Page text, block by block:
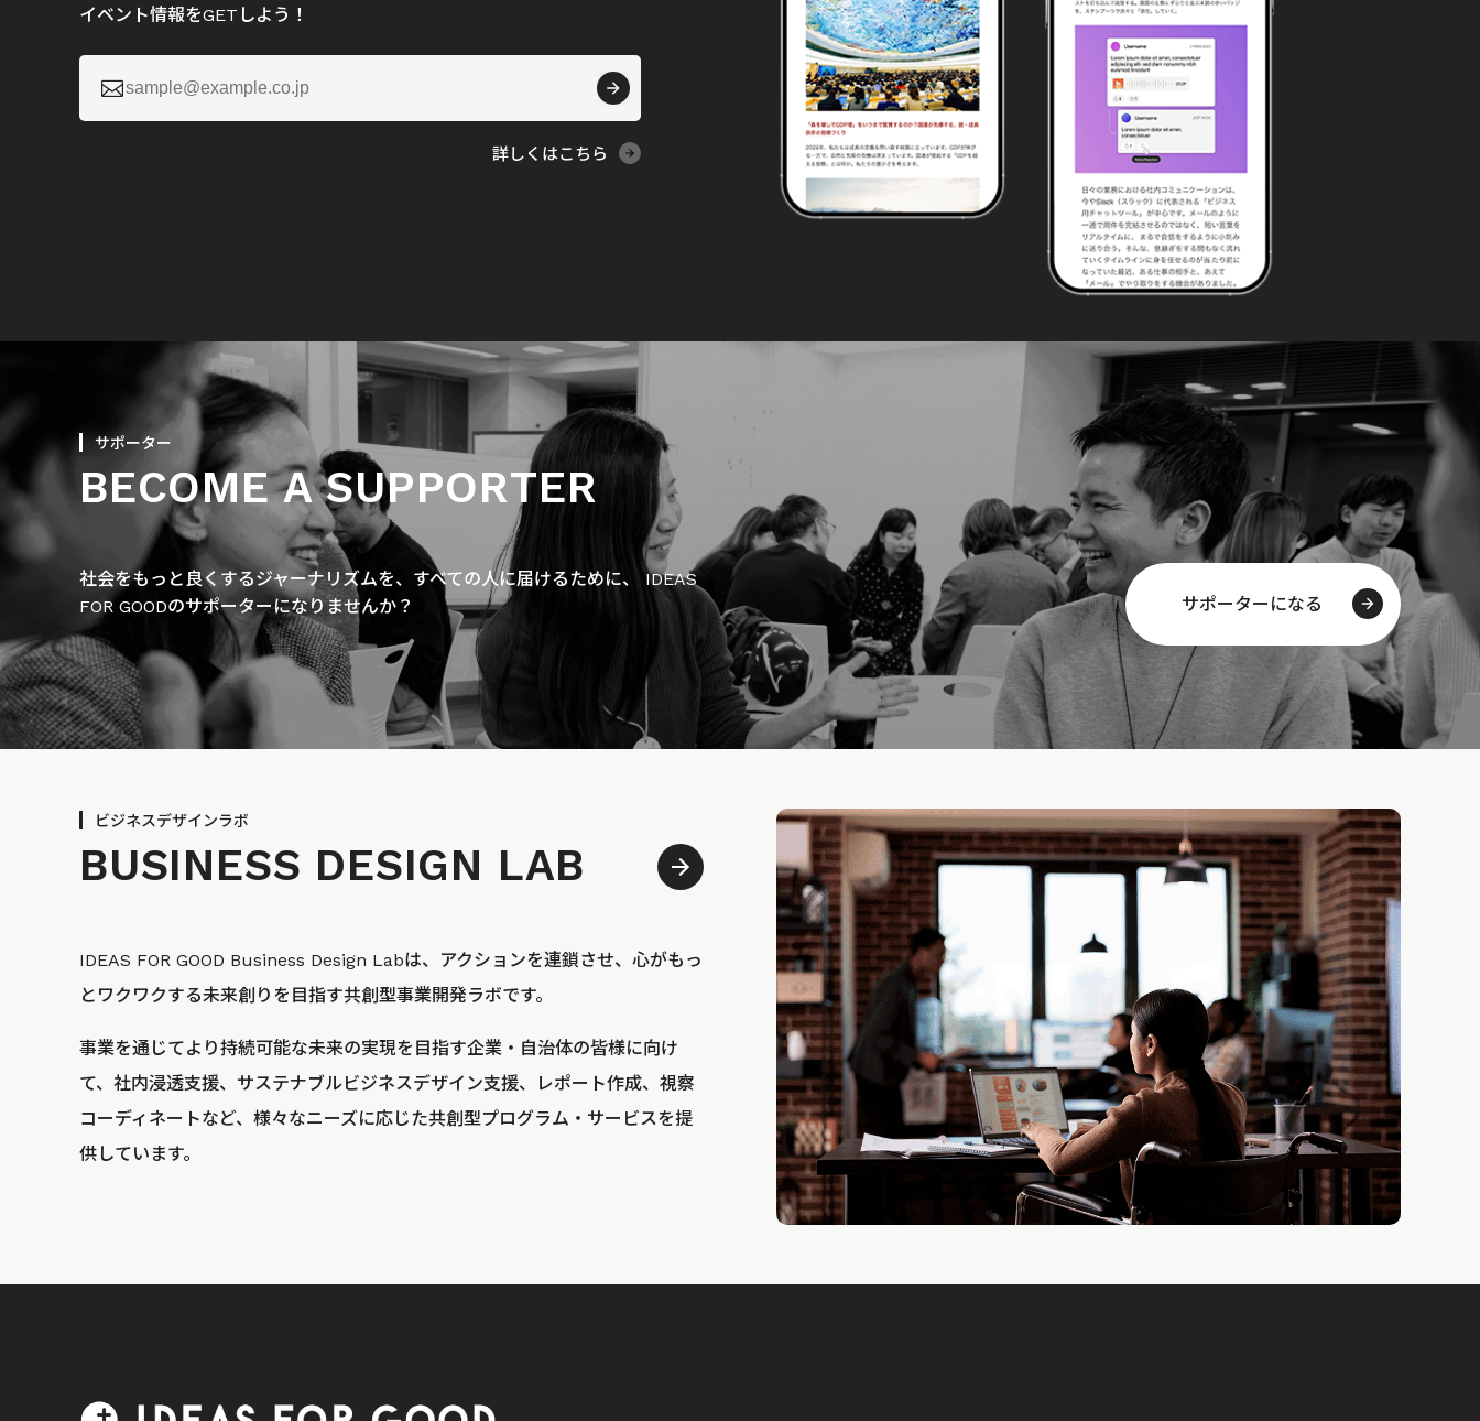
イベント情報をGETしよう！

詳しくはこちら
サポーター
BECOME A SUPPORTER
社会をもっと良くするジャーナリズムを、すべての人に届けるために、 IDEAS
FOR GOODのサポーターになりませんか？
サポーターになる
ビジネスデザインラボ
BUSINESS DESIGN LAB
IDEAS FOR GOOD Business Design Labは、アクションを連鎖させ、心がもっ
とワクワクする未来創りを目指す共創型事業開発ラボです。
事業を通じてより持続可能な未来の実現を目指す企業・自治体の皆様に向け
て、社内浸透支援、サステナブルビジネスデザイン支援、レポート作成、視察
コーディネートなど、様々なニーズに応じた共創型プログラム・サービスを提
供しています。